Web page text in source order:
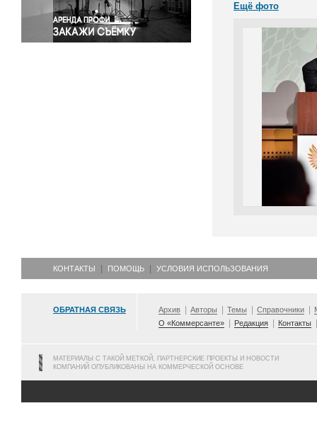
Экономика и бизнес
Ещё фото
КОНТАКТЫ ПОМОЩЬ УСЛОВИЯ ИСПОЛЬЗОВАНИЯ
ОБРАТНАЯ СВЯЗЬ Архив Авторы Темы Справочники
О «Коммерсанте»
Редакция Контакты
МАТЕРИАЛЫ С ТАКОЙ МЕТКОЙ, ПАРТНЕРСКИЕ ПРОЕКТЫ И НОВОСТИ
КОМПАНИЙ ОПУБЛИКОВАНЫ НА КОММЕРЧЕСКОЙ ОСНОВЕ